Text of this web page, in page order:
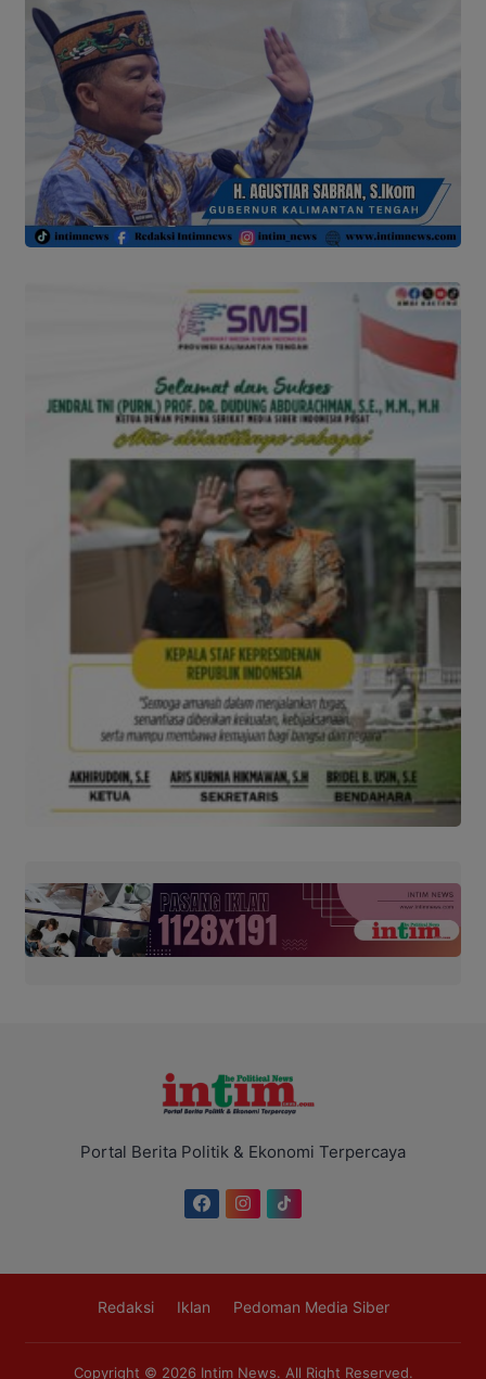
Portal Berita Politik & Ekonomi Terpercaya
Redaksi Iklan Pedoman Media Siber
Copyright © 2026 Intim News. All Right Reserved.